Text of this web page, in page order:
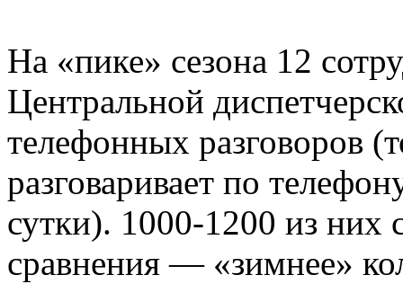
На «пике» сезона 12
Центральной
телефонных разговоров
разговаривает по
сутки). 1000-1200 из них
сравнения — «зимнее»